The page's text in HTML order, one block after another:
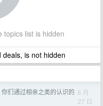
topics list is hidden
is not hidden
们通过相亲之类的认识的 6 月
27 日